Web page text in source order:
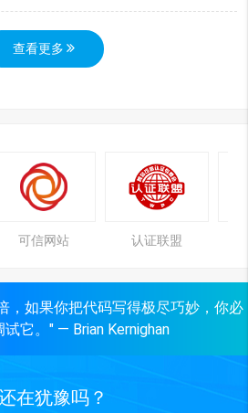
查看更多
可信网站 认证联盟
，如果你把代码写得极尽巧妙，你必
它。" — Brian Kernighan
在犹豫吗？